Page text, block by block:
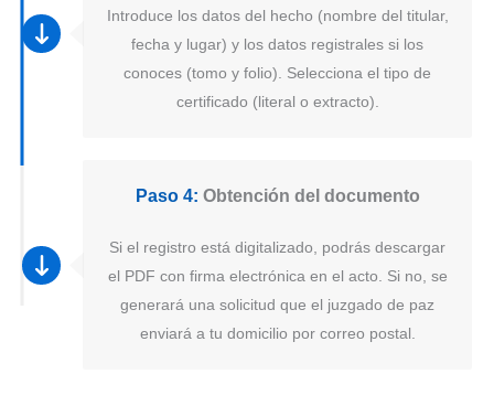
Introduce los datos del hecho (nombre del titular,
fecha y lugar) y los datos registrales si los
conoces (tomo y folio). Selecciona el tipo de
certificado (literal o extracto).
Paso 4: Obtención del documento
Si el registro está digitalizado, podrás descargar
el PDF con firma electrónica en el acto. Si no, se
generará una solicitud que el juzgado de paz
enviará a tu domicilio por correo postal.